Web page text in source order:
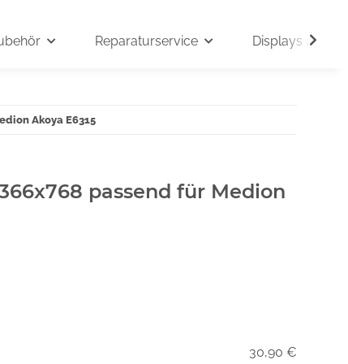
Reparaturservice Displays auf
Akoya E6315
passend für Medion
30,90 €